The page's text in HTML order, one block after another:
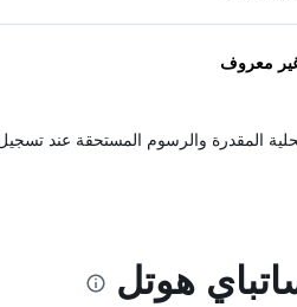
معروف
المقدرة والرسوم المستحقة عند تسجيل
هوتل